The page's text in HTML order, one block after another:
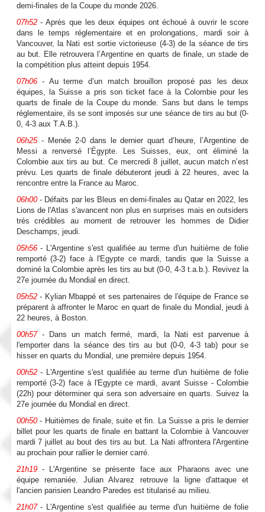
demi-finales de la Coupe du monde 2026.
07h52- Après que les deux équipes ont échoué à ouvrir le score
dans le temps réglementaire et en prolongations, mardi soir à
Vancouver, la Nati est sortie victorieuse (4-3) de la séance de tirs
au but. Elle retrouvera l’Argentine en quarts de finale, un stade de
la compétition plus atteint depuis 1954.
07h06- Au terme d’un match brouillon proposé pas les deux
équipes, la Suisse a pris son ticket face à la Colombie pour les
quarts de finale de la Coupe du monde. Sans but dans le temps
réglementaire, ils se sont imposés sur une séance de tirs au but (0-
0, 4-3 aux T.A.B.).
06h25- Menée 2-0 dans le dernier quart d’heure, l’Argentine de
Messi a renversé l’Égypte. Les Suisses, eux, ont éliminé la
Colombie aux tirs au but. Ce mercredi 8 juillet, aucun match n’est
prévu. Les quarts de finale débuteront jeudi à 22 heures, avec la
rencontre entre la France au Maroc.
06h00- Défaits par les Bleus en demi-finales au Qatar en 2022, les
Lions de l'Atlas s'avancent non plus en surprises mais en outsiders
très crédibles au moment de retrouver les hommes de Didier
Deschamps, jeudi.
05h56- L'Argentine s'est qualifiée au terme d'un huitième de folie
remporté (3-2) face à l'Egypte ce mardi, tandis que la Suisse a
dominé la Colombie après les tirs au but (0-0, 4-3 t.a.b.). Revivez la
27e journée du Mondial en direct.
05h52- Kylian Mbappé et ses partenaires de l'équipe de France se
préparent à affronter le Maroc en quart de finale du Mondial, jeudi à
22 heures, à Boston.
00h57- Dans un match fermé, mardi, la Nati est parvenue à
l'emporter dans la séance des tirs au but (0-0, 4-3 tab) pour se
hisser en quarts du Mondial, une première depuis 1954.
00h52- L'Argentine s'est qualifiée au terme d'un huitième de folie
remporté (3-2) face à l'Egypte ce mardi, avant Suisse - Colombie
(22h) pour déterminer qui sera son adversaire en quarts. Suivez la
27e journée du Mondial en direct.
00h50- Huitièmes de finale, suite et fin. La Suisse a pris le dernier
billet pour les quarts de finale en battant la Colombie à Vancouver
mardi 7 juillet au bout des tirs au but. La Nati affrontera l'Argentine
au prochain pour rallier le dernier carré.
21h19- L'Argentine se présente face aux Pharaons avec une
équipe remaniée. Julian Alvarez retrouve la ligne d'attaque et
l'ancien parisien Leandro Paredes est titularisé au milieu.
21h07- L'Argentine s'est qualifiée au terme d'un huitième de folie